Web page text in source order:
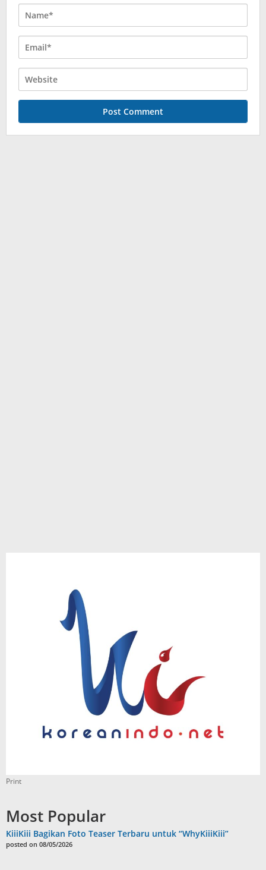
Print
Most Popular
KiiiKiii Bagikan Foto Teaser Terbaru untuk “WhyKiiiKiii”
posted on 08/05/2026